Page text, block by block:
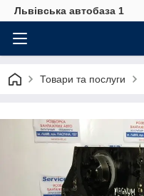
Львівська автобаза 1
Товари та послуги